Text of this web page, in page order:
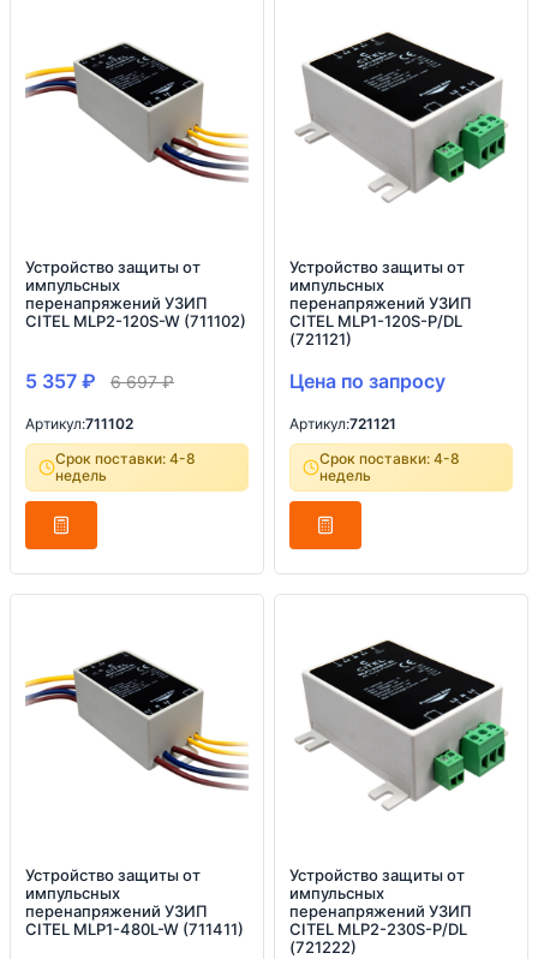
Устройство защиты от
импульсных
перенапряжений УЗИП
CITEL MLP2-120S-W (711102)
5 357 ₽ 6 697₽
Артикул:711102
Срок поставки: 4-8
недель
Устройство защиты от
импульсных
перенапряжений УЗИП
CITEL MLP1-120S-P/DL
(721121)
Цена по запросу
Артикул:721121
Срок поставки: 4-8
недель
Устройство защиты от
импульсных
перенапряжений УЗИП
CITEL MLP1-480L-W (711411)
Устройство защиты от
импульсных
перенапряжений УЗИП
CITEL MLP2-230S-P/DL
(721222)